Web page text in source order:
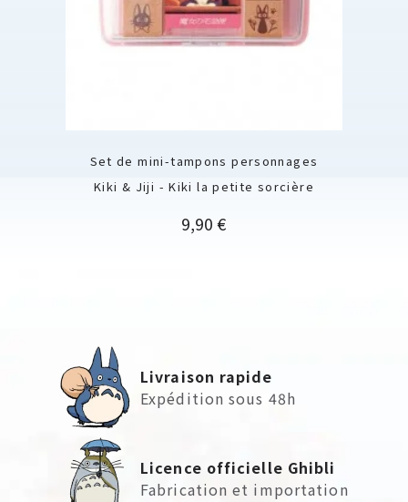
Set de mini-tampons personnages
Kiki & Jiji - Kiki la petite sorcière
Prix
9,90 €
Livraison rapide
Expédition sous 48h
Licence officielle Ghibli
Fabrication et importation